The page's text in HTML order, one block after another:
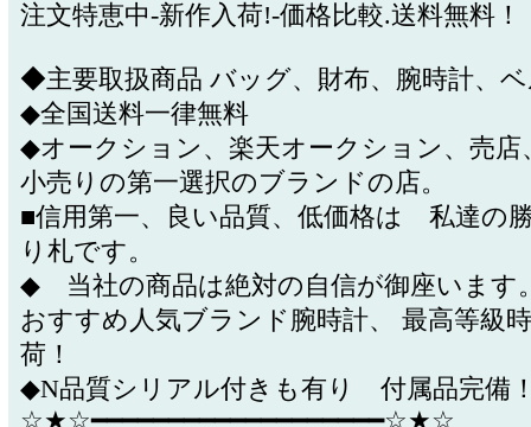
注文特恵中-新作入荷!-価格比較.送料無料
◆主要取扱商品 バッグ、財布、腕時計、
◆全国送料一律無料
◆オークション、楽天オークション、売店
小売りの第一選択のブランドの店。
■信用第一、良い品質、低価格は 私達の
り札です。
◆ 当社の商品は絶対の自信が御座います
おすすめ人気ブランド腕時計、 最高等級
荷！
◆N品質シリアル付きも有り 付属品完備
☆★☆━━━━━━━━━━━━━━━━━━━☆★☆